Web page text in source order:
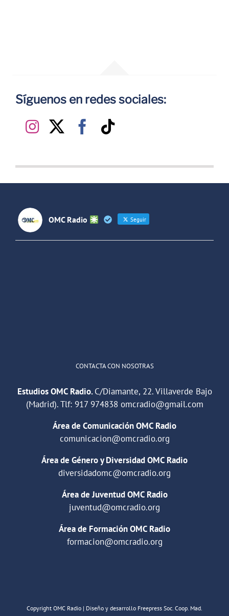
Síguenos en redes sociales:
OMC Radio Seguir
CONTACTA CON NOSOTRAS
Estudios OMC Radio.C/Diamante, 22. Villaverde Bajo
(Madrid). Tlf: 917 974838 omcradio@gmail.com
Área de Comunicación OMC Radio
comunicacion@omcradio.org
Área de Género y Diversidad OMC Radio
diversidadomc@omcradio.org
Área de Juventud OMC Radio
juventud@omcradio.org
Área de Formación OMC Radio
formacion@omcradio.org
Copyright OMC Radio | Diseño y desarrollo Freepress Soc. Coop. Mad.